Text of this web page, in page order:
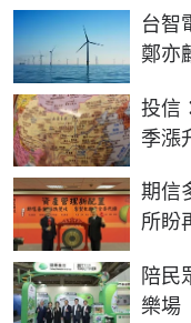
台智
鄭亦
投信
季漲
期信
所盼
陪民
樂場